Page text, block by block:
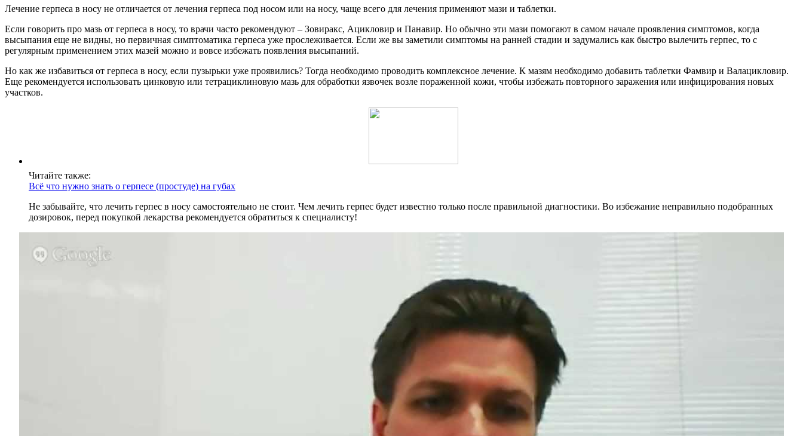
Лечение герпеса в носу не отличается от лечения герпеса под носом или на носу, чаще всего для лечения применяют мази и таблетки.
Если говорить про мазь от герпеса в носу, то врачи часто рекомендуют – Зовиракс, Ацикловир и Панавир. Но обычно эти мази помогают в самом начале проявления симптомов, когда
высыпания еще не видны, но первичная симптоматика герпеса уже прослеживается. Если же вы заметили симптомы на ранней стадии и задумались как быстро вылечить герпес, то с
регулярным применением этих мазей можно и вовсе избежать появления высыпаний.
Но как же избавиться от герпеса в носу, если пузырьки уже проявились? Тогда необходимо проводить комплексное лечение. К мазям необходимо добавить таблетки Фамвир и Валацикловир.
Еще рекомендуется использовать цинковую или тетрациклиновую мазь для обработки язвочек возле пораженной кожи, чтобы избежать повторного заражения или инфицирования новых
участков.
Читайте также:
Всё что нужно знать о герпесе (простуде) на губах
Не забывайте, что лечить герпес в носу самостоятельно не стоит. Чем лечить герпес будет известно только после правильной диагностики. Во избежание неправильно подобранных
дозировок, перед покупкой лекарства рекомендуется обратиться к специалисту!